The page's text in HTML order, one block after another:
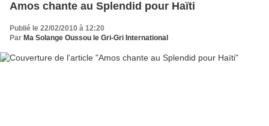
Amos chante au Splendid pour Haïti
Publié le 22/02/2010 à 12:20
Par Ma Solange Oussou le Gri-Gri International